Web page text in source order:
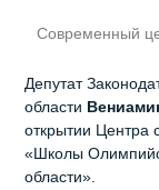
Современный
Депутат
области
открытии Центра
«Школы
области».